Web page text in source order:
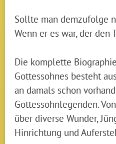
Sollte man demzufolge
Wenn er es war, der den
Die komplette
Gottessohnes besteht
an damals schon
Gottessohnlegenden.
über diverse Wunder,
Hinrichtung und